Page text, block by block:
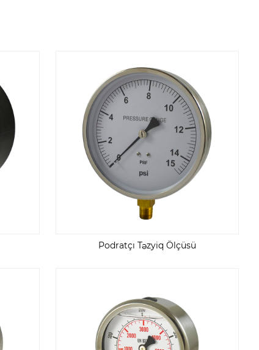
Podratçı Təzyiq Ölçüsü